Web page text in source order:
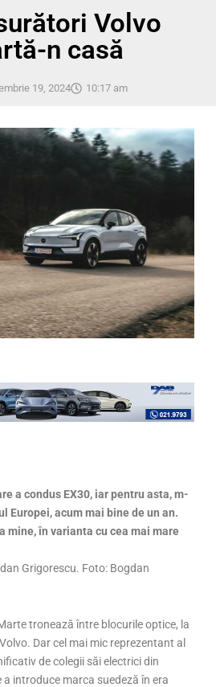
Volvo
n casă
19, 2024 10:17 am
a condus EX30, iar pentru asta, m-
Europei, acum mai bine de un an.
mine, în varianta cu cea mai mare
Grigorescu. Foto: Bogdan
tronează între blocurile optice, la
Dar cel mai mic reprezentant al
de colegii săi electrici din
introduce marca suedeză în era